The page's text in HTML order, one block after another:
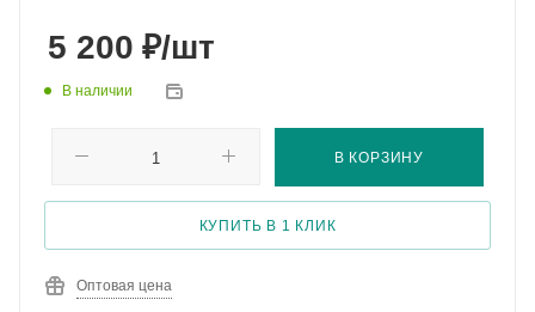
5 200 ₽/шт
В наличии
В КОРЗИНУ
КУПИТЬ В 1 КЛИК
Оптовая цена